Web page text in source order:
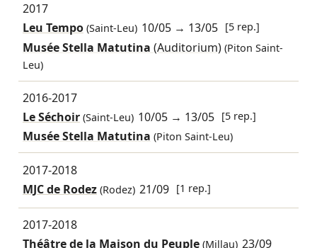
2017
Leu Tempo(Saint-Leu) 10/05 → 13/05 [5 rep.]
Musée Stella Matutina (Auditorium) (Piton Saint-
Leu)
2016-2017
Le Séchoir(Saint-Leu) 10/05 → 13/05 [5 rep.]
Musée Stella Matutina (Piton Saint-Leu)
2017-2018
MJC de Rodez(Rodez) 21/09 [1 rep.]
2017-2018
Théâtre de la Maison du Peuple(Millau) 23/09